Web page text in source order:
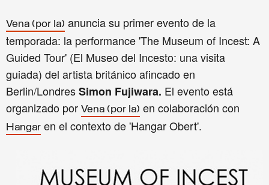
Vena (por la) anuncia su primer evento de la
temporada: la performance 'The Museum of Incest: A
Guided Tour' (El Museo del Incesto: una visita
guiada) del artista británico afincado en
Berlin/LondresSimon Fujiwara. El evento está
organizado por Vena (por la) en colaboración con
Hangar en el contexto de 'Hangar Obert'.